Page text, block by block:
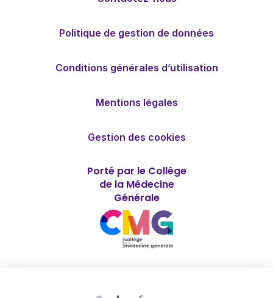
Politique de gestion de données
Conditions générales d’utilisation
Mentions légales
Gestion des cookies
Porté par le Collège
de la Médecine
Générale